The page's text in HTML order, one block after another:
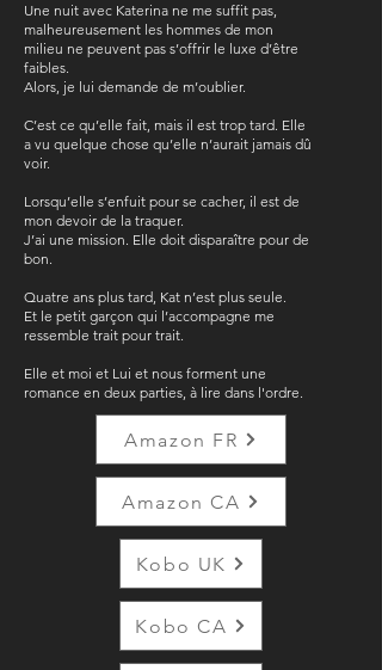
Une nuit avec Katerina ne me suffit pas,
malheureusement les hommes de mon
milieu ne peuvent pas s’offrir le luxe d’être
faibles.
Alors, je lui demande de m’oublier.
C’est ce qu’elle fait, mais il est trop tard. Elle
a vu quelque chose qu’elle n’aurait jamais dû
voir.
Lorsqu’elle s’enfuit pour se cacher, il est de
mon devoir de la traquer.
J’ai une mission. Elle doit disparaître pour de
bon.
Quatre ans plus tard, Kat n’est plus seule.
Et le petit garçon qui l’accompagne me
ressemble trait pour trait.
Elle et moi et Lui et nous forment une
romance en deux parties, à lire dans l'ordre.
Amazon FR
Amazon CA
Kobo UK
Kobo CA